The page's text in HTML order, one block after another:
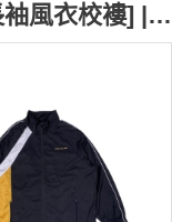
[訂購長袖風衣校褸] | 黑色撞黃色設計款式校服 | 繡花LOGO校徽 | 小學校褸 | New Lambton Public School | 校服專門店 SU416